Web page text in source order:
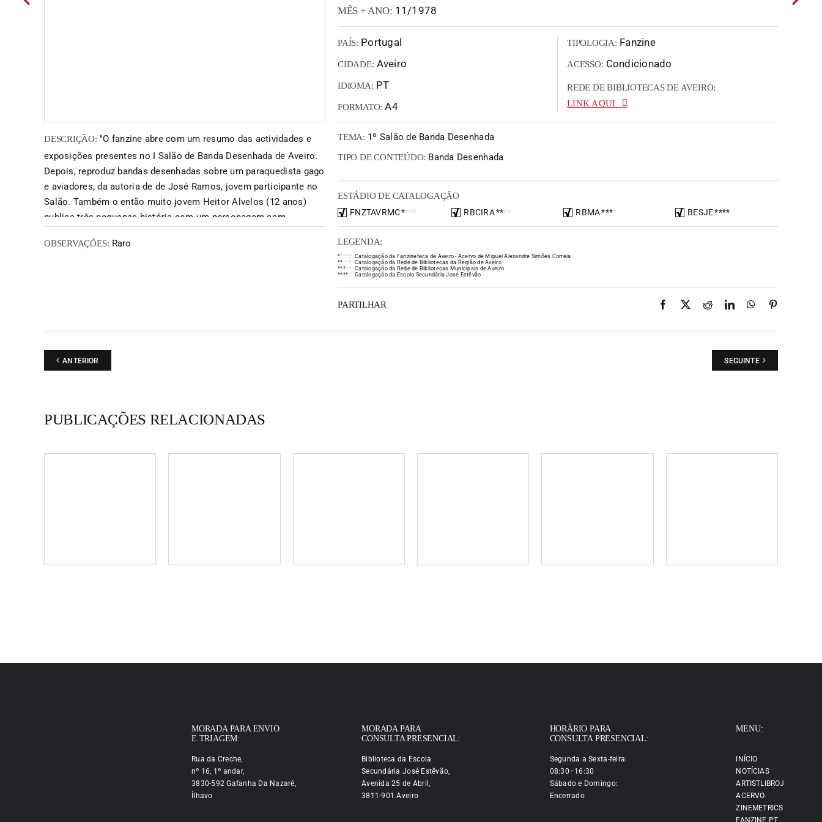
MÊS + ANO: 11/1978
PAÍS: Portugal
CIDADE: Aveiro
IDIOMA: PT
FORMATO: A4
TIPOLOGIA: Fanzine
ACESSO: Condicionado
REDE DE BIBLIOTECAS DE AVEIRO:
LINK AQUI
DESCRIÇÃO: "O fanzine abre com um resumo das actividades e
exposições presentes no I Salão de Banda Desenhada de Aveiro.
Depois, reproduz bandas desenhadas sobre um paraquedista gago
e aviadores, da autoria de de José Ramos, jovem participante no
Salão. Também o então muito jovem Heitor Alvelos (12 anos)
publica três pequenas história com um personagem com
cinema de animação e a sua ligação à banda desenhada, as
Nation Underground"
TEMA: 1º Salão de Banda Desenhada
TIPO DE CONTEÚDO: Banda Desenhada
ESTÁDIO DE CATALOGAÇÃO
FNZTAVRMC**** RBCIRA**** RBMA**** BESJE****
OBSERVAÇÕES: Raro LEGENDA:
** * * :
Catalogação da Fanzineteca de Aveiro - Acervo de Miguel Alexandre Simões Correia
** * * :
Catalogação da Rede de Bibliotecas da Região de Aveiro
**** :
Catalogação da Rede de Bibliotecas Municipais de Aveiro
**** : Catalogação da Escola Secundária José Estêvão
PARTILHAR Facebook
X RedditLinkedInWhatsApp
ANTERIOR SEGUINTE
PUBLICAÇÕES RELACIONADAS
MORADA PARA ENVIO
E TRIAGEM:
Rua da Creche,
nº 16, 1º andar,
3830-592 Gafanha Da Nazaré,
Ílhavo
MORADA PARA
CONSULTA PRESENCIAL:
Biblioteca da Escola
Secundária José Estêvão,
Avenida 25 de Abril,
3811-901 Aveiro
HORÁRIO PARA
CONSULTA PRESENCIAL:
Segunda a Sexta-feira:
08:30–16:30
Sábado e Domingo:
Encerrado
MENU:
INÍCIO
NOTÍCIAS
ARTISTLIBROJ
ACERVO
ZINEMETRICS